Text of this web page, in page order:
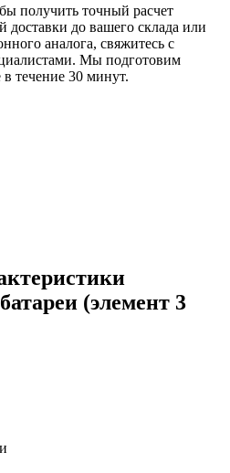
получить точный расчет
доставки до вашего склада или
аналога, свяжитесь с
Мы подготовим
течение 30 минут.
(элемент 3